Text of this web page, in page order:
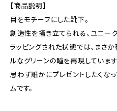
【商品説明】
目をモチーフにした靴下。
創造性を掻き立てられる、ユニー
ラッピングされた状態では、まさ
ルなグリーンの瞳を再現しています
思わず誰かにプレゼントしたくな
ムです。